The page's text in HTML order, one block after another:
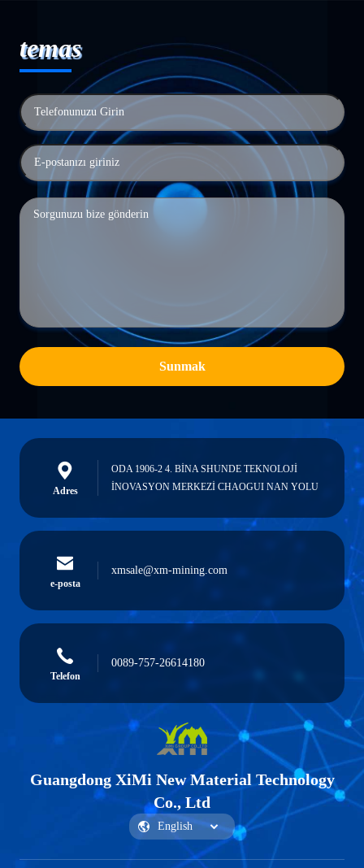
temas
Sunmak
Adres
ODA 1906-2 4. BİNA SHUNDE TEKNOLOJİ
İNOVASYON MERKEZİ CHAOGUI NAN YOLU
e-posta
xmsale@xm-mining.com
Telefon
0089-757-26614180
Guangdong XiMi New Material Technology
Co., Ltd